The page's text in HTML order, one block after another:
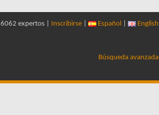
6062 expertos | Inscribirse Español English
Búsqueda avanzada